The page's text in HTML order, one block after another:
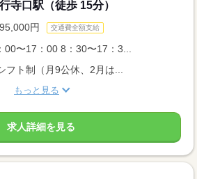
寺口駅（徒歩 15分）
円 交通費全額支給
00〜17：00 8：30〜17：3...
ト制（月9公休、2月は...
もっと見る
求人詳細を見る